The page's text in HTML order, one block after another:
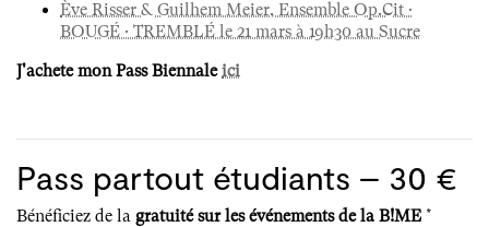
Ève Risser & Guilhem Meier, Ensemble Op.Cit ·
BOUGÉ · TREMBLÉ le 21 mars à 19h30 au Sucre
J'achete mon Pass Biennaleici
Pass partout étudiants – 30 €
Bénéficiez de la gratuité sur les événements de la B!ME *